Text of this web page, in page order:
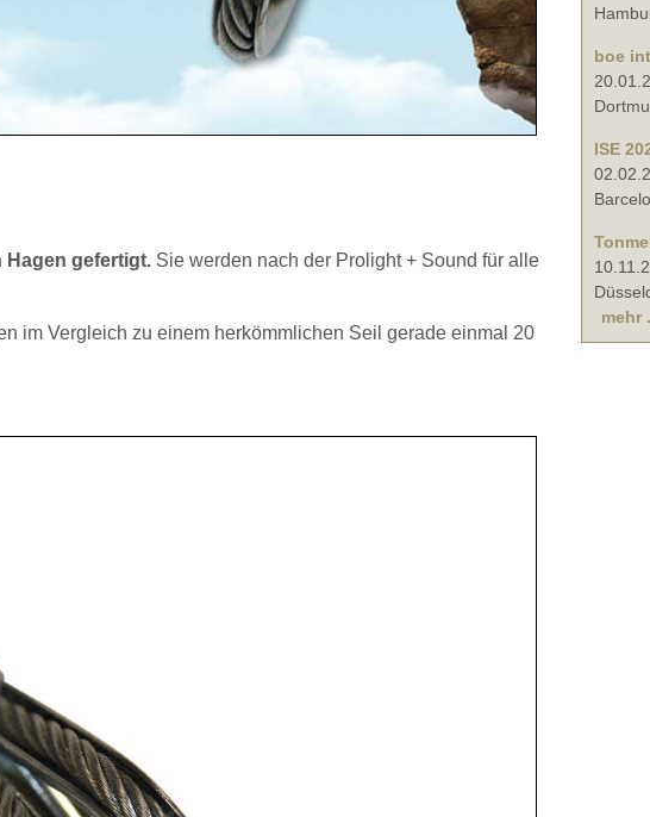
Hagen gefertigt. Sie werden nach der Prolight + Sound für alle
im Vergleich zu einem herkömmlichen Seil gerade einmal 20
boe
ISE
mehr